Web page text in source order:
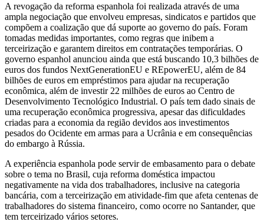
A revogação da reforma espanhola foi realizada através de uma
ampla negociação que envolveu empresas, sindicatos e partidos que
compõem a coalização que dá suporte ao governo do país. Foram
tomadas medidas importantes, como regras que inibem a
terceirização e garantem direitos em contratações temporárias. O
governo espanhol anunciou ainda que está buscando 10,3 bilhões de
euros dos fundos NextGenerationEU e REpowerEU, além de 84
bilhões de euros em empréstimos para ajudar na recuperação
econômica, além de investir 22 milhões de euros ao Centro de
Desenvolvimento Tecnológico Industrial. O país tem dado sinais de
uma recuperação econômica progressiva, apesar das dificuldades
criadas para a economia da região devidos aos investimentos
pesados do Ocidente em armas para a Ucrânia e em consequências
do embargo à Rússia.
A experiência espanhola pode servir de embasamento para o debate
sobre o tema no Brasil, cuja reforma doméstica impactou
negativamente na vida dos trabalhadores, inclusive na categoria
bancária, com a terceirização em atividade-fim que afeta centenas de
trabalhadores do sistema financeiro, como ocorre no Santander, que
tem terceirizado vários setores.